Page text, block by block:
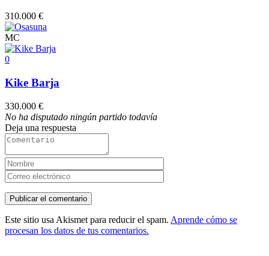
310.000 €
MC
0
Kike Barja
330.000 €
No ha disputado ningún partido todavía
Deja una respuesta
Este sitio usa Akismet para reducir el spam. Aprende cómo se
procesan los datos de tus comentarios.